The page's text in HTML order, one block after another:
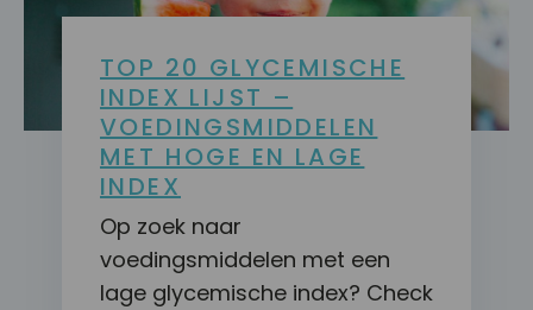
TOP 20 GLYCEMISCHE
INDEX LIJST –
VOEDINGSMIDDELEN
MET HOGE EN LAGE
INDEX
Op zoek naar
voedingsmiddelen met een
lage glycemische index? Check